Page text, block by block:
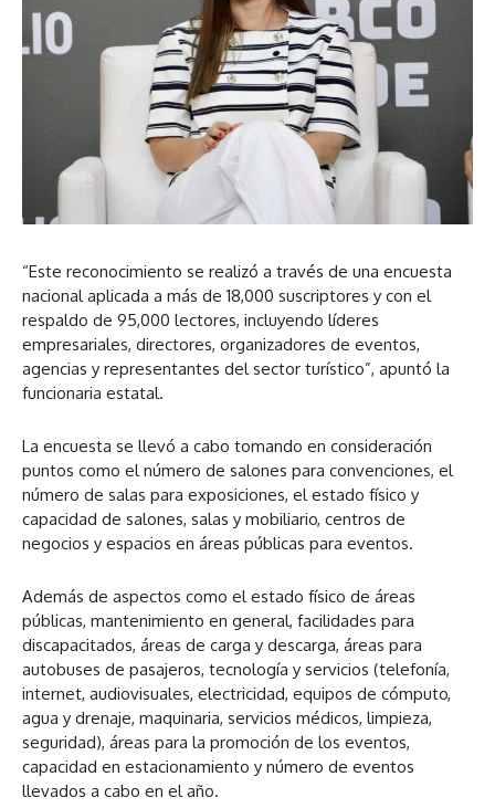
“Este reconocimiento se realizó a través de una encuesta
nacional aplicada a más de 18,000 suscriptores y con el
respaldo de 95,000 lectores, incluyendo líderes
empresariales, directores, organizadores de eventos,
agencias y representantes del sector turístico”, apuntó la
funcionaria estatal.
La encuesta se llevó a cabo tomando en consideración
puntos como el número de salones para convenciones, el
número de salas para exposiciones, el estado físico y
capacidad de salones, salas y mobiliario, centros de
negocios y espacios en áreas públicas para eventos.
Además de aspectos como el estado físico de áreas
públicas, mantenimiento en general, facilidades para
discapacitados, áreas de carga y descarga, áreas para
autobuses de pasajeros, tecnología y servicios (telefonía,
internet, audiovisuales, electricidad, equipos de cómputo,
agua y drenaje, maquinaria, servicios médicos, limpieza,
seguridad), áreas para la promoción de los eventos,
capacidad en estacionamiento y número de eventos
llevados a cabo en el año.